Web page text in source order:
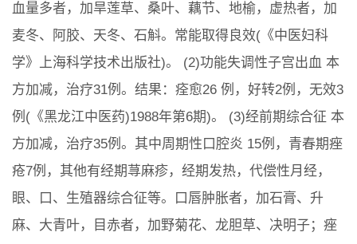
血量多者，加旱莲草、桑叶、藕节、地榆，虚热者，加
麦冬、阿胶、天冬、石斛。常能取得良效(《中医妇科
学》上海科学技术出版社)。 (2)功能失调性子宫出血 本
方加减，治疗31例。结果：痊愈26 例，好转2例，无效3
例(《黑龙江中医药)1988年第6期)。 (3)经前期综合征 本
方加减，治疗35例。其中周期性口腔炎 15例，青春期痤
疮7例，其他有经期荨麻疹，经期发热，代偿性月经，
眼、口、生殖器综合征等。口唇肿胀者，加石膏、升
麻、大青叶，目赤者，加野菊花、龙胆草、决明子；痤